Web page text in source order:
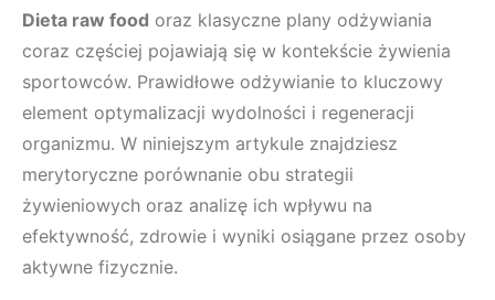
Dieta raw food oraz klasyczne plany odżywiania
coraz częściej pojawiają się w kontekście żywienia
sportowców. Prawidłowe odżywianie to kluczowy
element optymalizacji wydolności i regeneracji
organizmu. W niniejszym artykule znajdziesz
merytoryczne porównanie obu strategii
żywieniowych oraz analizę ich wpływu na
efektywność, zdrowie i wyniki osiągane przez osoby
aktywne fizycznie.